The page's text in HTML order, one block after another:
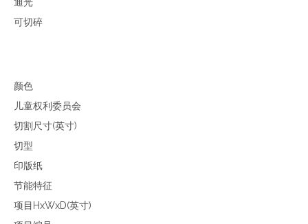
可切碎
颜色
儿童权利委员会
切割尺寸(英寸)
切型
印版纸
节能特征
项目HxWxD(英寸)